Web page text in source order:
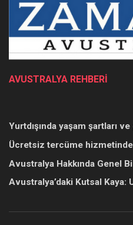
AVUSTRALYA REHBERİ
Yurtdışında yaşam şartları
Ücretsiz tercüme
Avustralya Hakkında Genel
Avustralya’daki Kutsal Kaya: